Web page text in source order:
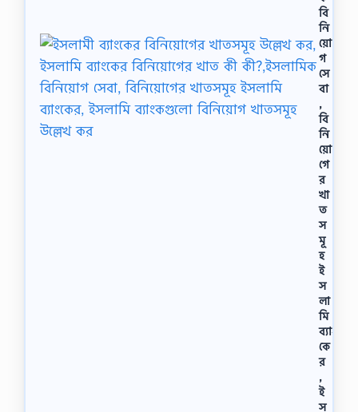
বি
নি
য়ো
গ
সে
বা
,
বি
নি
য়ো
গে
র
খা
ত
স
মূ
হ
ই
স
লা
মি
ব্যাং
কে
র
,
ই
স